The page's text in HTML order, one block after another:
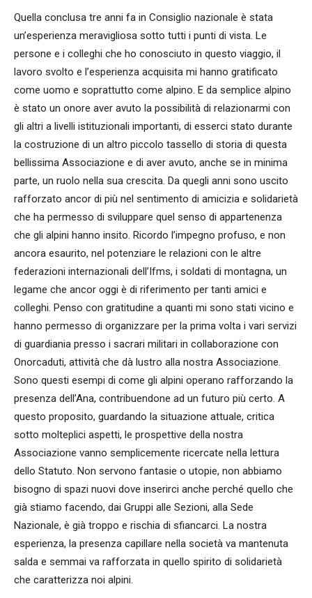
Quella conclusa tre anni fa in Consiglio nazionale è stata
un’esperienza meravigliosa sotto tutti i punti di vista. Le
persone e i colleghi che ho conosciuto in questo viaggio, il
lavoro svolto e l’esperienza acquisita mi hanno gratificato
come uomo e soprattutto come alpino. E da semplice alpino
è stato un onore aver avuto la possibilità di relazionarmi con
gli altri a livelli istituzionali importanti, di esserci stato durante
la costruzione di un altro piccolo tassello di storia di questa
bellissima Associazione e di aver avuto, anche se in minima
parte, un ruolo nella sua crescita. Da quegli anni sono uscito
rafforzato ancor di più nel sentimento di amicizia e solidarietà
che ha permesso di sviluppare quel senso di appartenenza
che gli alpini hanno insito. Ricordo l’impegno profuso, e non
ancora esaurito, nel potenziare le relazioni con le altre
federazioni internazionali dell’Ifms, i soldati di montagna, un
legame che ancor oggi è di riferimento per tanti amici e
colleghi. Penso con gratitudine a quanti mi sono stati vicino e
hanno permesso di organizzare per la prima volta i vari servizi
di guardiania presso i sacrari militari in collaborazione con
Onorcaduti, attività che dà lustro alla nostra Associazione.
Sono questi esempi di come gli alpini operano rafforzando la
presenza dell’Ana, contribuendone ad un futuro più certo. A
questo proposito, guardando la situazione attuale, critica
sotto molteplici aspetti, le prospettive della nostra
Associazione vanno semplicemente ricercate nella lettura
dello Statuto. Non servono fantasie o utopie, non abbiamo
bisogno di spazi nuovi dove inserirci anche perché quello che
già stiamo facendo, dai Gruppi alle Sezioni, alla Sede
Nazionale, è già troppo e rischia di sfiancarci. La nostra
esperienza, la presenza capillare nella società va mantenuta
salda e semmai va rafforzata in quello spirito di solidarietà
che caratterizza noi alpini.